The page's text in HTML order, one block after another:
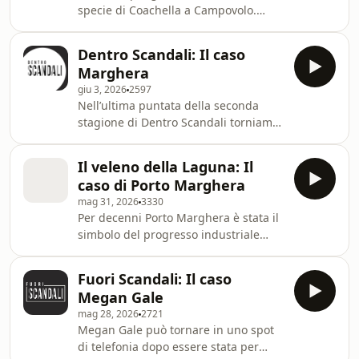
secondo l’accusa americana avrebbe
usato informazioni interne di Google
per piazzare scommesse su
specie di Coachella a Campovolo.
promessa di cambiare per sempre la
musica live nel nostro Paese. Poi
qualcosa si rompe. Il festival cambia
nome, cambia gestione, cambia
identità. I biglietti diventano un caso,
i social spariscono e riappaiono, le
polemiche crescono. Fino alla
decisione del prefet
Dentro Scandali: Il caso
Marghera
giu 3, 20262597
Nell’ultima puntata della seconda
stagione di Dentro Scandali torniamo
capito che il CVM era pericoloso? E chi
avrebbe potuto fermare tutto? Dagli
anni del boom economico alle
ricerche sulla cancerogenicità del
cloruro di vinile, dalle denunce di
Gabriele Bortolozzo al maxi-processo
contro i vertici Montedison ed
Enichem, questa
Il veleno della Laguna: Il
caso di Porto Marghera
mag 31, 20263330
Per decenni Porto Marghera è stata il
simbolo del progresso industriale
promessa, sono emersi i nomi degli
operai morti, le diagnosi, i tumori, il
cloruro di vinile, gli scarichi tossici
nella laguna di Venezia. Al centro di
questa storia c’è Gabriele Bortolozzo,
Fuori Scandali: Il caso
Megan Gale
mag 28, 20262721
Megan Gale può tornare in uno spot
di telefonia dopo essere stata per